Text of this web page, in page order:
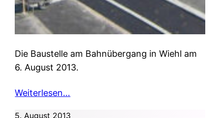
Die Baustelle am Bahnübergang in Wiehl am
6. August 2013.
Weiterlesen…
5. August 2013